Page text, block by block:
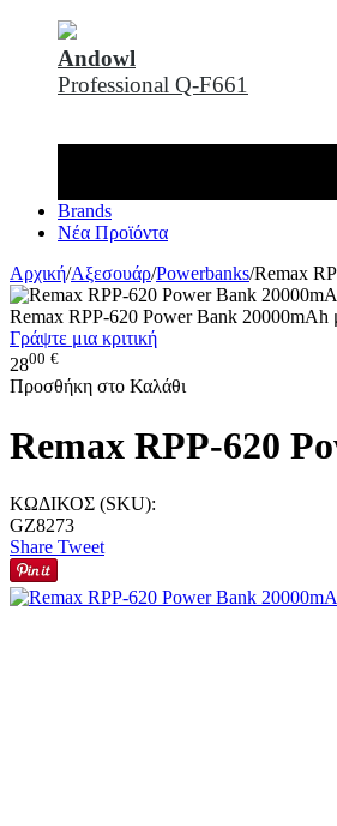
Andowl
Professional Q-F661
Brands
Νέα Προϊόντα
Αρχική/Αξεσουάρ/Powerbanks/Remax
Remax RPP-620 Power Bank
Γράψτε μια κριτική
2800 €
Προσθήκη στο Καλάθι
Remax RPP-620
ΚΩΔΙΚΟΣ (SKU):
GZ8273
Share Tweet